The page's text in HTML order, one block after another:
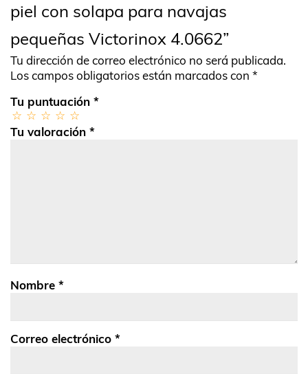
piel con solapa para navajas
pequeñas Victorinox 4.0662”
Tu dirección de correo electrónico no será publicada.
Los campos obligatorios están marcados con *
Tu puntuación *
Tu valoración *
Nombre *
Correo electrónico *